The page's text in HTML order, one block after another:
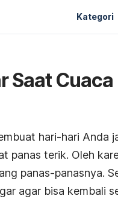
Kategori
Saat
hari-hari Anda
panas terik. Oleh
panas-panasnya.
agar bisa kembali